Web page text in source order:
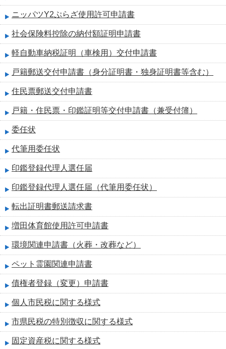
ニッパツY2ぷらざ使用許可申請書
社会保険料控除の納付額証明申請書
軽自動車納税証明（車検用）交付申請書
戸籍郵送交付申請書（身分証明書・独身証明書等含む）
住民票郵送交付申請書
戸籍・住民票・印鑑証明等交付申請書（兼受付簿）
委任状
代筆用委任状
印鑑登録代理人選任届
印鑑登録代理人選任届（代筆用委任状）
転出証明書郵送請求書
増田体育館使用許可申請書
環境関連申請書（火葬・改葬など）
ペット霊園関連申請書
債権者登録（変更）申請書
個人市民税に関する様式
市県民税の特別徴収に関する様式
固定資産税に関する様式